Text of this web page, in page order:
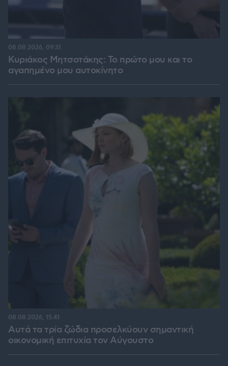
Κυριάκος Μητσοτάκης: Το πρώτο μου και το
αγαπημένο μου αυτοκίνητο
08.08.2026, 09:31
Αυτά τα τρία ζώδια προσελκύουν σημαντική
οικονομική επιτυχία τον Αύγουστο
08.08.2026, 15:41